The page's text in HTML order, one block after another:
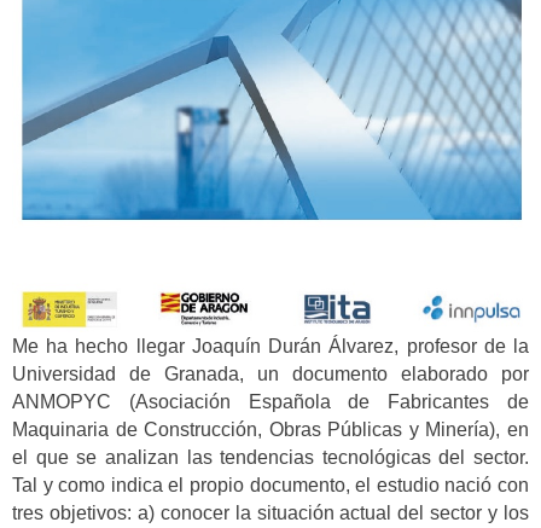
Me ha hecho llegar Joaquín Durán Álvarez, profesor de la
Universidad de Granada, un documento elaborado por
ANMOPYC (Asociación Española de Fabricantes de
Maquinaria de Construcción, Obras Públicas y Minería), en
el que se analizan las tendencias tecnológicas del sector.
Tal y como indica el propio documento, el estudio nació con
tres objetivos: a) conocer la situación actual del sector y los